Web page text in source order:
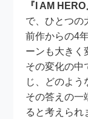
『I AM HERO
で、ひとつの
前作からの4
ーンも大きく
その変化の中
じ、どのよう
その答えの一
ると考えられ